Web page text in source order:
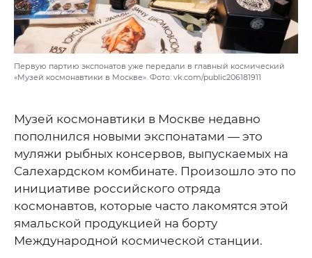
Первую партию экспонатов уже передали в главный космический
«Музей космонавтики в Москве». Фото: vk.com/public206181911
Музей космонавтики в Москве недавно
пополнился новыми экспонатами — это
муляжи рыбных консервов, выпускаемых на
Салехардском комбинате. Произошло это по
инициативе российского отряда
космонавтов, которые часто лакомятся этой
ямальской продукцией на борту
Международной космической станции.